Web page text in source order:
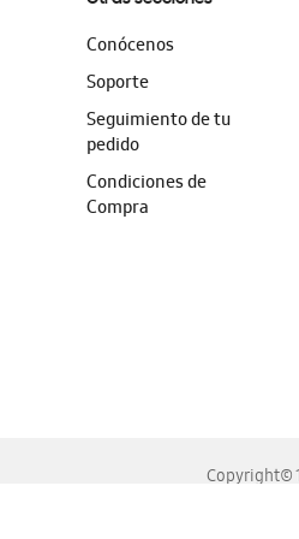
Conócenos
Soporte
Seguimiento de tu
pedido
Condiciones de
Compra
Copyright©